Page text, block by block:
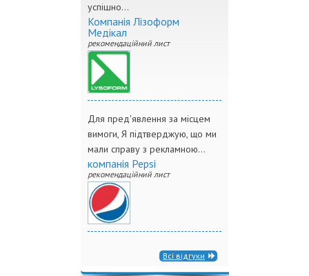
успішно...
Компанія Лізоформ
Медікал
рекомендаційний лист
Для пред'явлення за місцем
вимоги, Я підтверджую, що ми
мали справу з рекламною...
компанія Pepsi
рекомендаційний лист
Всі відгуки